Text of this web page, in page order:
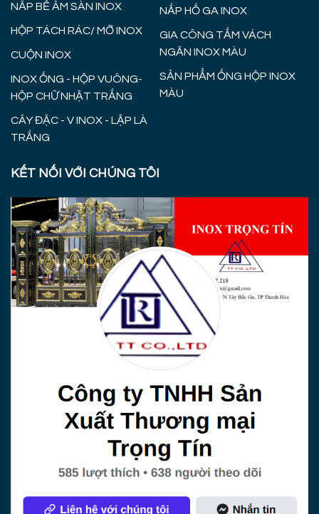
NẮP BỂ ÂM SÀN INOX
HỘP TÁCH RÁC/ MỠ INOX
CUỘN INOX
INOX ỐNG - HỘP VUÔNG-
HỘP CHỮ NHẬT TRẮNG
CÂY ĐẶC - V INOX - LẬP LÀ
TRẮNG
NẮP HỐ GA INOX
GIA CÔNG TẤM VÁCH
NGĂN INOX MÀU
SẢN PHẨM ỐNG HỘP INOX
MÀU
KẾT NỐI VỚI CHÚNG TÔI